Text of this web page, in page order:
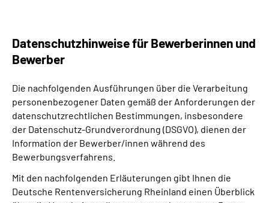
Datenschutzhinweise für Bewerberinnen und
Bewerber
Die nachfolgenden Ausführungen über die Verarbeitung
personenbezogener Daten gemäß der Anforderungen der
datenschutzrechtlichen Bestimmungen, insbesondere
der Datenschutz-Grundverordnung (DSGVO), dienen der
Information der Bewerber/innen während des
Bewerbungsverfahrens.
Mit den nachfolgenden Erläuterungen gibt Ihnen die
Deutsche Rentenversicherung Rheinland einen Überblick